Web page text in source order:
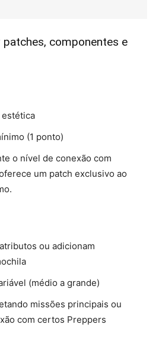
componentes e
(1 ponto)
o nível de conexão com
um patch exclusivo ao
ou adicionam
(médio a grande)
missões principais ou
com certos Preppers